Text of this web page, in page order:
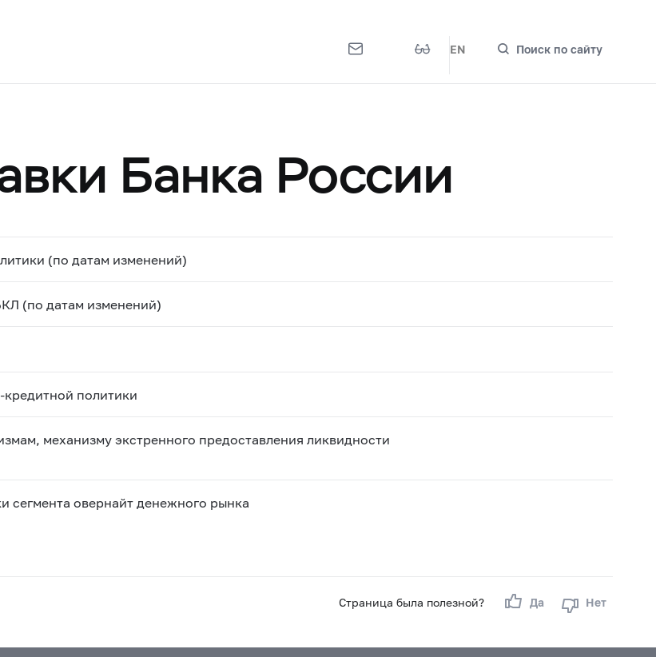
EN Поиск по сайту
Банка России
(по датам изменений)
(по датам изменений)
политики
механизму экстренного предоставления ликвидности
сегмента овернайт денежного рынка
Страница была полезной? Да Нет